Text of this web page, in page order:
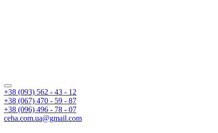
+38 (093) 562 - 43 - 12
+38 (067) 470 - 59 - 87
+38 (096) 496 - 78 - 07
ceha.com.ua@gmail.com